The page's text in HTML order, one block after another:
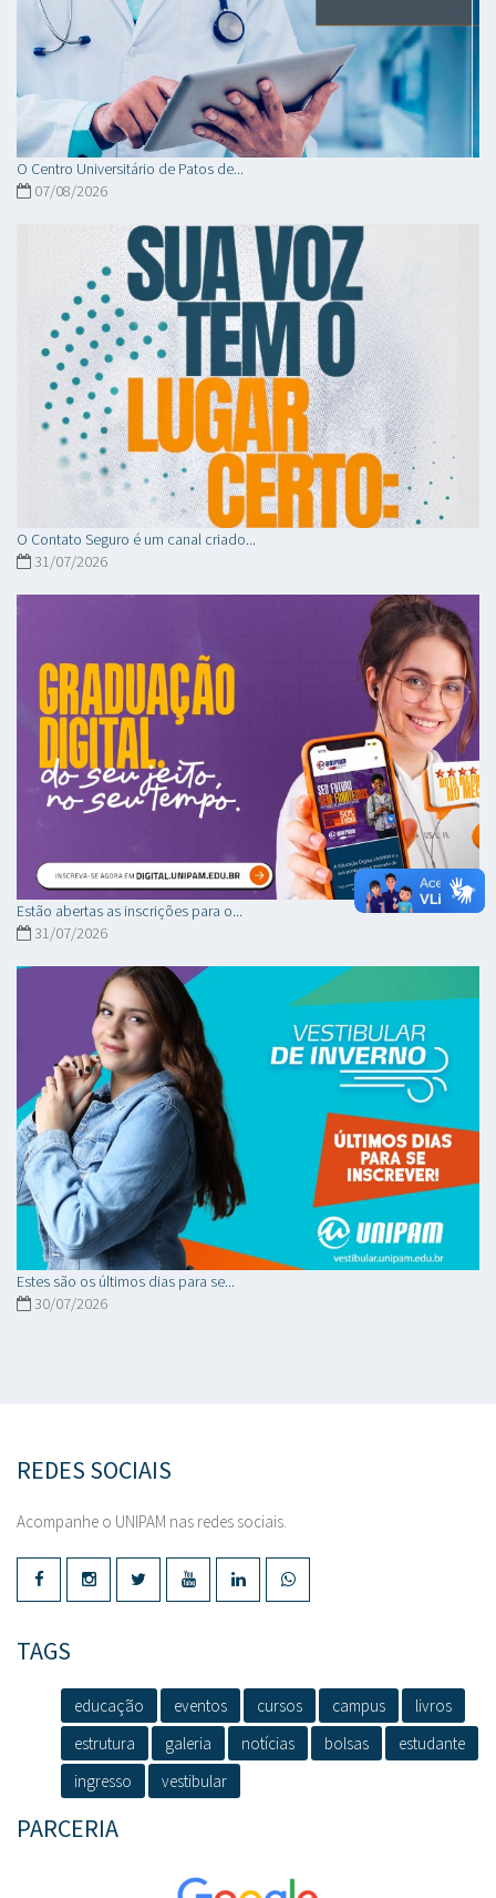
O Centro Universitário de Patos de...
07/08/2026
O Contato Seguro é um canal criado...
31/07/2026
Estão abertas as inscrições para o...
31/07/2026
Estes são os últimos dias para se...
30/07/2026
REDES SOCIAIS
Acompanhe o UNIPAM nas redes sociais.
TAGS
educação eventos cursos campus
livros
estrutura
galeria notícias bolsas
estudante
ingresso
vestibular
PARCERIA